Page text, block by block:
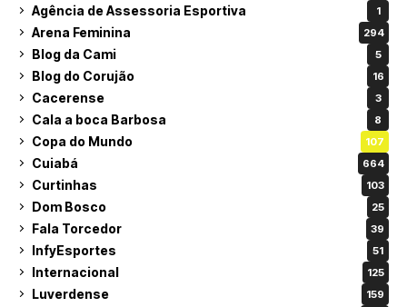
Agência de Assessoria Esportiva 1
Arena Feminina 294
Blog da Cami 5
Blog do Corujão 16
Cacerense 3
Cala a boca Barbosa 8
Copa do Mundo 107
Cuiabá 664
Curtinhas 103
Dom Bosco 25
Fala Torcedor 39
InfyEsportes 51
Internacional 125
Luverdense 159